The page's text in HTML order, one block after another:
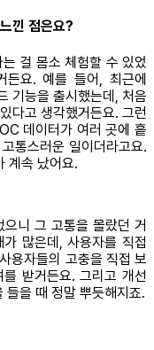
낀 점은요?
걸 몸소 체험할 수 있었
요. 예를 들어, 최근에
기능을 출시했는데, 처음
다고 생각했거든요. 그런
데이터가 여러 곳에 흩
통스러운 일이더라고요.
계속 났어요.
니 그 고통을 몰랐던 거
많은데, 사용자를 직접
용자들의 고충을 직접 보
받거든요. 그리고 개선
들을 때 정말 뿌듯해지죠.